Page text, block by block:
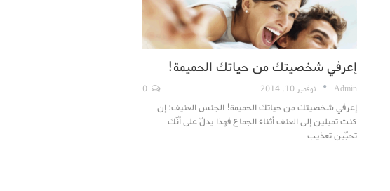
إعرفي شخصيتك من حياتك الحميمة!
Admin نوفمبر 10, 2014
إعرفي شخصيتك من حياتك الحميمة! الجنس العنيف: إن
كنت تميلين إلى العنف أثناء الجماع فهذا يدلّ على أنّك
تحبّين تعذيب…